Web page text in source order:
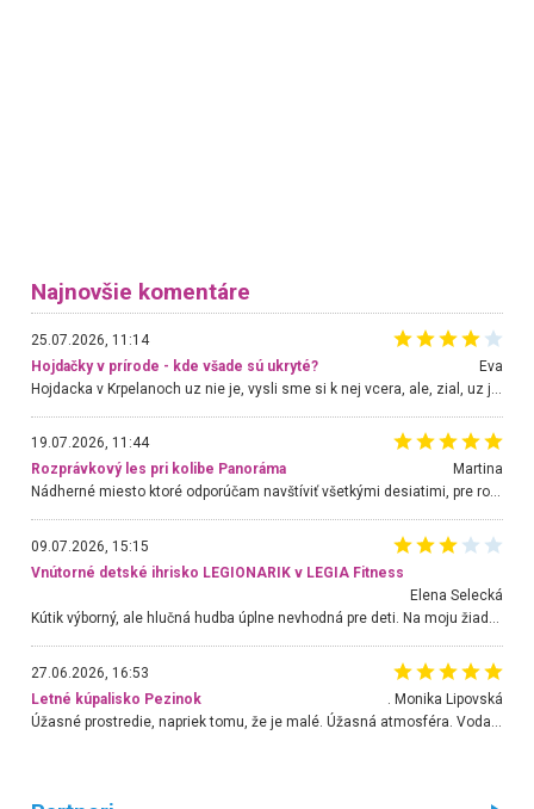
Najnovšie komentáre
25.07.2026, 11:14
Hojdačky v prírode - kde všade sú ukryté?
Eva
19.07.2026, 11:44
Rozprávkový les pri kolibe Panoráma
Martina
Nádherné miesto ktoré odporúčam navštíviť všetkými desiatimi, pre rodiny s deťmi, dôchodcom... Proste a jednoducho ozaj rozprávkový les.. určite ešte prídeme. Odniesli sme si na pamiatku krásne tričká,
09.07.2026, 15:15
Vnútorné detské ihrisko LEGIONARIK v LEGIA Fitness
Elena Selecká
Kútik výborný, ale hlučná hudba úplne nevhodná pre deti. Na moju žiadosť o aspoň sušenie nereagovali.
27.06.2026, 16:53
Letné kúpalisko Pezinok
. Monika Lipovská